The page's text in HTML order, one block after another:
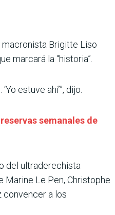
macronista Brigitte Liso
marcará la “historia”.
estuve ahí’”, dijo.
semanales de
del ultraderechista
Marine Le Pen, Christophe
convencer a los